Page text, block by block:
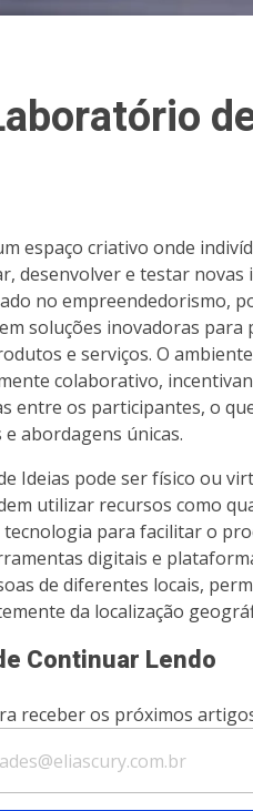
espaço criativo onde
desenvolver e testar novas
no empreendedorismo,
soluções inovadoras para
e serviços. O
colaborativo,
entre os participantes, o
abordagens únicas.
Ideias pode ser físico ou
utilizar recursos como
para facilitar o
digitais e
de diferentes locais,
da localização
Continuar Lendo
receber os próximos